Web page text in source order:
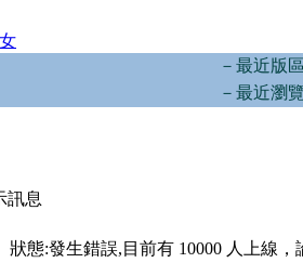
－最近版
－最近瀏
訊息
狀態:發生錯誤,目前有 10000 人上線